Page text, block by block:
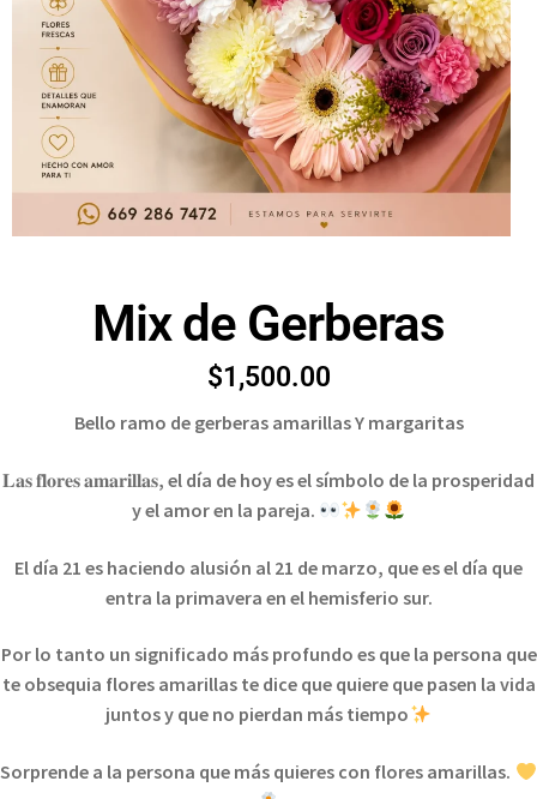
Mix de Gerberas
$1,500.00
Bello ramo de gerberas amarillas Y margaritas
𝐋𝐚𝐬𝐟𝐥𝐨𝐫𝐞𝐬𝐚𝐦𝐚𝐫𝐢𝐥𝐥𝐚𝐬, el día de hoy es el símbolo de la prosperidad
y el amor en la pareja.
El día 21 es haciendo alusión al 21 de marzo, que es el día que
entra la primavera en el hemisferio sur.
Por lo tanto un significado más profundo es que la persona que
te obsequia flores amarillas te dice que quiere que pasen la vida
juntos y que no pierdan más tiempo
Sorprende a la persona que más quieres con flores amarillas.